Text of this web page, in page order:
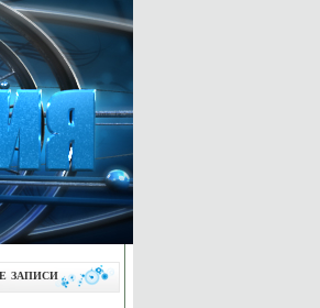
записи